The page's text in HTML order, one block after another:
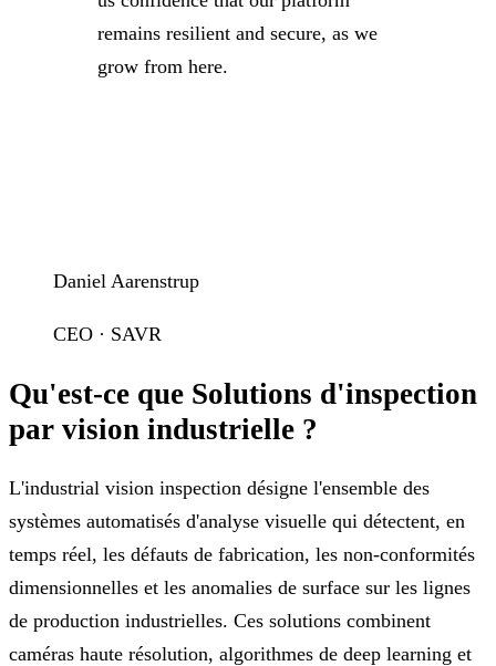
remains resilient and secure, as we
grow from here.
Daniel Aarenstrup
CEO · SAVR
Qu'est-ce que Solutions d'inspection
par vision industrielle ?
L'industrial vision inspection désigne l'ensemble des
systèmes automatisés d'analyse visuelle qui détectent, en
temps réel, les défauts de fabrication, les non-conformités
dimensionnelles et les anomalies de surface sur les lignes
de production industrielles. Ces solutions combinent
caméras haute résolution, algorithmes de deep learning et